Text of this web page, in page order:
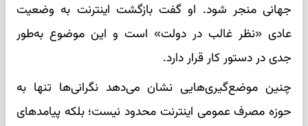
جهانی منجر شود. او گفت بازگشت اینترنت به وضعیت
عادی «نظر غالب در دولت» است و این موضوع به‌طور
جدی در دستور کار قرار دارد.
چنین موضع‌گیری‌هایی نشان می‌دهد نگرانی‌ها تنها به
حوزه مصرف عمومی اینترنت محدود نیست؛ بلکه پیامدهای